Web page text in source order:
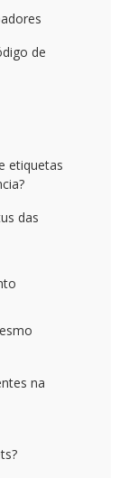
de
etiquetas
das
na